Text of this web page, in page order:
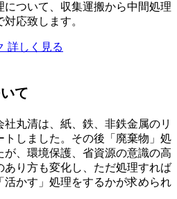
ついて、収集運搬から中間処理
応致します。
詳しく見る
て
丸清は、紙、鉄、非鉄金属のリ
しました。その後「廃棄物」処
、環境保護、省資源の意識の高
あり方も変化し、ただ処理すれば
活かす」処理をするかが求められ